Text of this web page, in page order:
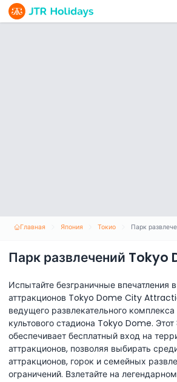
Главная Япония Токио
Парк развлечений Tokyo
Испытайте безграничные впечатления
аттракционов Tokyo Dome City
ведущего развлекательного
культового стадиона Tokyo Dome.
обеспечивает бесплатный вход на
аттракционов, позволяя выбирать
аттракционов, горок и семейных
ограничений. Взлетайте на